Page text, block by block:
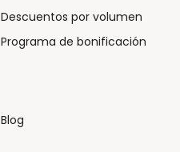
Descuentos por volumen
Programa de bonificación
Blog